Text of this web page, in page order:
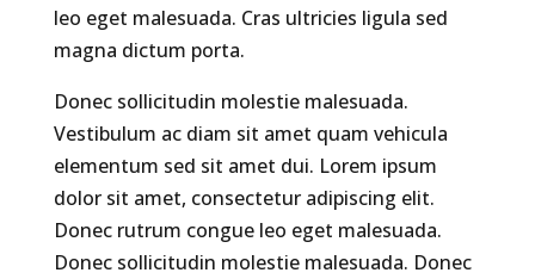
leo eget malesuada. Cras ultricies ligula sed
magna dictum porta.
Donec sollicitudin molestie malesuada.
Vestibulum ac diam sit amet quam vehicula
elementum sed sit amet dui. Lorem ipsum
dolor sit amet, consectetur adipiscing elit.
Donec rutrum congue leo eget malesuada.
Donec sollicitudin molestie malesuada. Donec